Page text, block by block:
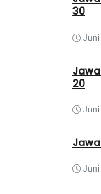
30
Juni
20
Juni
Juni